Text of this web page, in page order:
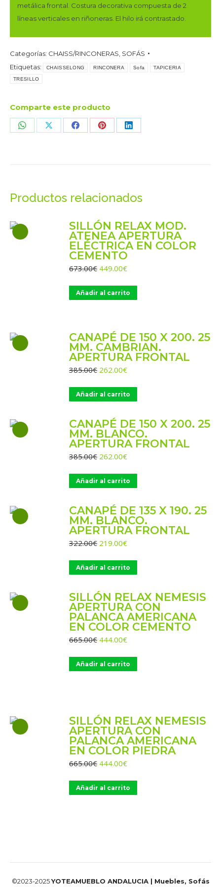
metálica frontal. Costura decorativa compuesta de 2
líneas verticales en riñoneras. El hilo irá contrastado.
Categorías: CHAISS/RINCONERAS SOFÁS
Etiquetas:
CHAISSELONG RINCONERA Sofa TAPICERIA
TRESILLO
Comparte este producto
Share Share Share Share Share
Productos relacionados
SILLÓN RELAX MOD.
ATENEA APERTURA
ELÉCTRICA EN COLOR
CEMENTO
673.00€ El
original
era:
449.00€El
actual
es:
Añadir al carrito
CANAPÉ DE 150 X 200. 25
MM. CAMBRIAN.
APERTURA FRONTAL
385.00€ El
original
era:
262.00€El
actual
es:
Añadir al carrito
CANAPÉ DE 150 X 200. 25
MM. BLANCO.
APERTURA FRONTAL
385.00€ El
original
era:
262.00€El
actual
es:
Añadir al carrito
CANAPÉ DE 135 X 190. 25
MM. BLANCO.
APERTURA FRONTAL
322.00€ El
original
era:
219.00€El
actual
es:
Añadir al carrito
SILLÓN RELAX NEMESIS
APERTURA CON
PALANCA AMERICANA
EN COLOR CEMENTO
665.00€ El
original
era:
444.00€El
actual
es:
Añadir al carrito
SILLÓN RELAX NEMESIS
APERTURA CON
PALANCA AMERICANA
EN COLOR PIEDRA
665.00€ El
original
era:
444.00€El
actual
es:
Añadir al carrito
©2023-2025YOTEAMUEBLO ANDALUCIA | Muebles, Sofás